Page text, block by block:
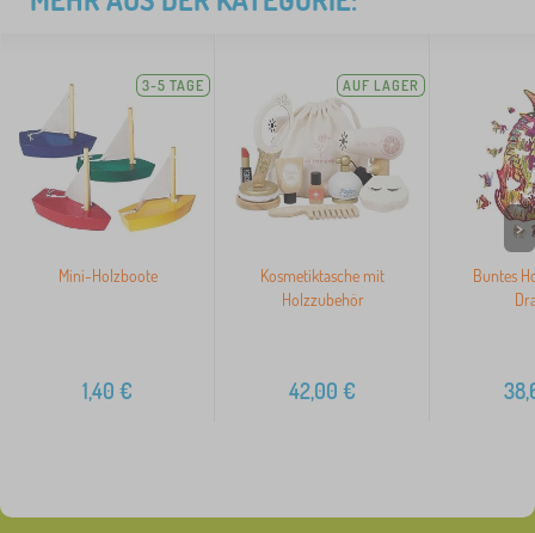
3-5 TAGE
Mini-Holzboote
1,40 €
AUF LAGER
Kosmetiktasche mit
Holzzubehör
42,00 €
Buntes
>